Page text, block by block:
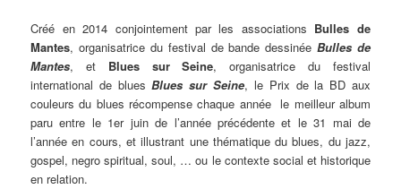
Créé en 2014 conjointement par les associations Bulles de
Mantes, organisatrice du festival de bande dessinéeBulles de
Mantes, et Blues sur Seine, organisatrice du festival
international de bluesBlues sur Seine, le Prix de la BD aux
couleurs du blues récompense chaque année le meilleur album
paru entre le 1er juin de l’année précédente et le 31 mai de
l’année en cours, et illustrant une thématique du blues, du jazz,
gospel, negro spiritual, soul, … ou le contexte social et historique
en relation.